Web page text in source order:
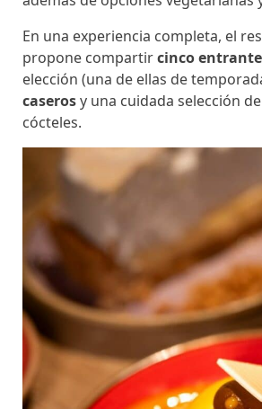
En una experiencia completa, el
propone compartircinco
elección (una de ellas de
caserosy una cuidada selección
cócteles.